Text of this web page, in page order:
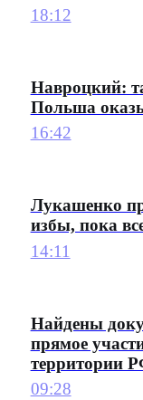
18:12
Навроцкий:
Польша
16:42
Лукашенко
избы, пока
14:11
Найдены
прямое
территории
09:28